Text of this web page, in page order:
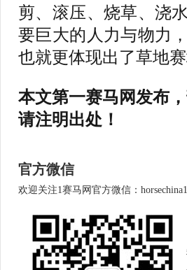
剪、滚压、烧草、浇
要巨大的人力与物力
也就更体现出了草地赛
本文第一赛马网发布
请注明出处！
官方微信
欢迎关注1赛马网官方微信：